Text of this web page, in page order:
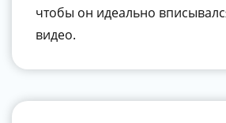
чтобы он идеально
видео.